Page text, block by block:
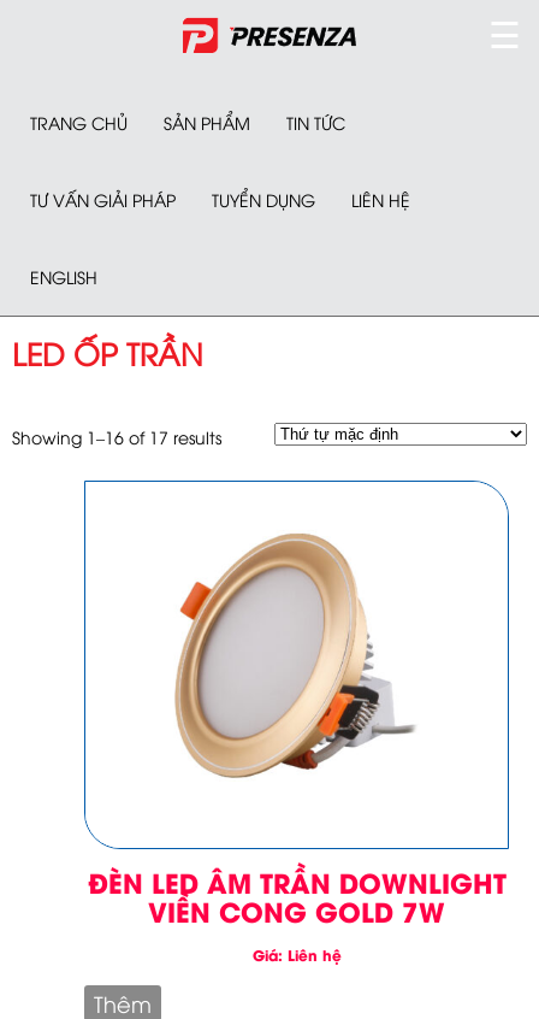
☰
TRANG CHỦ SẢN PHẨM TIN TỨC
TƯ VẤN GIẢI PHÁP TUYỂN DỤNG LIÊN HỆ
ENGLISH
LED ỐP TRẦN
Showing 1–16 of 17 results
ĐÈN LED ÂM TRẦN DOWNLIGHT
VIỀN CONG GOLD 7W
Giá: Liên hệ
Thêm